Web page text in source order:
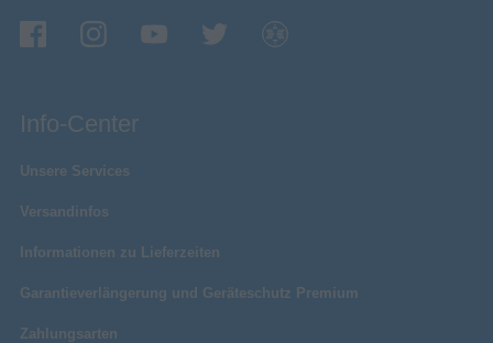
Info-Center
Unsere Services
Versandinfos
Informationen zu Lieferzeiten
Garantieverlängerung und Geräteschutz Premium
Zahlungsarten